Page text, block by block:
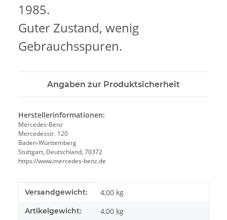
1985.
Guter Zustand, wenig
Gebrauchsspuren.
Angaben zur Produktsicherheit
Herstellerinformationen:
Mercedes-Benz
Mercedesstr. 120
Baden-Württemberg
Stuttgart, Deutschland, 70372
https://www.mercedes-benz.de
Produkteigenschaft
Wert
Versandgewicht: 4,00 kg
Artikelgewicht: 4,00 kg